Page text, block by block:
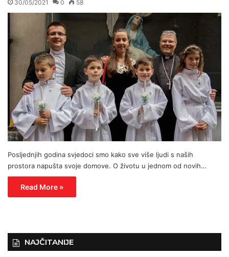
30/05/2021 0 58
Posljednjih godina svjedoci smo kako sve više ljudi s naših
prostora napušta svoje domove. O životu u jednom od novih…
Read More »
NAJČITANIJE